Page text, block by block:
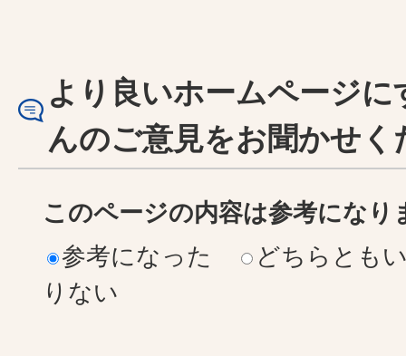
より良いホームページ
んのご意見をお聞かせく
このページの内容は参考になり
参考になった
どちらとも
りない